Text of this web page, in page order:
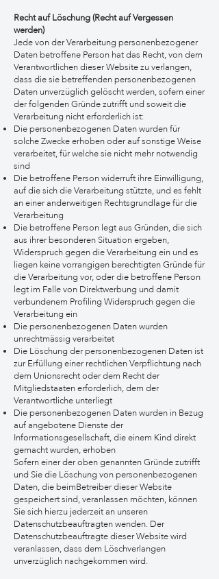
Recht auf Löschung (Recht auf Vergessen
werden)
Jede von der Verarbeitung personenbezogener
Daten betroffene Person hat das Recht, von dem
Verantwortlichen dieser Website zu verlangen,
dass die sie betreffenden personenbezogenen
Daten unverzüglich gelöscht werden, sofern einer
der folgenden Gründe zutrifft und soweit die
Verarbeitung nicht erforderlich ist:
Die personenbezogenen Daten wurden für
solche Zwecke erhoben oder auf sonstige Weise
verarbeitet, für welche sie nicht mehr notwendig
sind
Die betroffene Person widerruft ihre Einwilligung,
auf die sich die Verarbeitung stützte, und es fehlt
an einer anderweitigen Rechtsgrundlage für die
Verarbeitung
Die betroffene Person legt aus Gründen, die sich
aus ihrer besonderen Situation ergeben,
Widerspruch gegen die Verarbeitung ein und es
liegen keine vorrangigen berechtigten Gründe für
die Verarbeitung vor, oder die betroffene Person
legt im Falle von Direktwerbung und damit
verbundenem Profiling Widerspruch gegen die
Verarbeitung ein
Die personenbezogenen Daten wurden
unrechtmässig verarbeitet
Die Löschung der personenbezogenen Daten ist
zur Erfüllung einer rechtlichen Verpflichtung nach
dem Unionsrecht oder dem Recht der
Mitgliedstaaten erforderlich, dem der
Verantwortliche unterliegt
Die personenbezogenen Daten wurden in Bezug
auf angebotene Dienste der
Informationsgesellschaft, die einem Kind direkt
gemacht wurden, erhoben
Sofern einer der oben genannten Gründe zutrifft
und Sie die Löschung von personenbezogenen
Daten, die beimBetreiber dieser Website
gespeichert sind, veranlassen möchten, können
Sie sich hierzu jederzeit an unseren
Datenschutzbeauftragten wenden. Der
Datenschutzbeauftragte dieser Website wird
veranlassen, dass dem Löschverlangen
unverzüglich nachgekommen wird.